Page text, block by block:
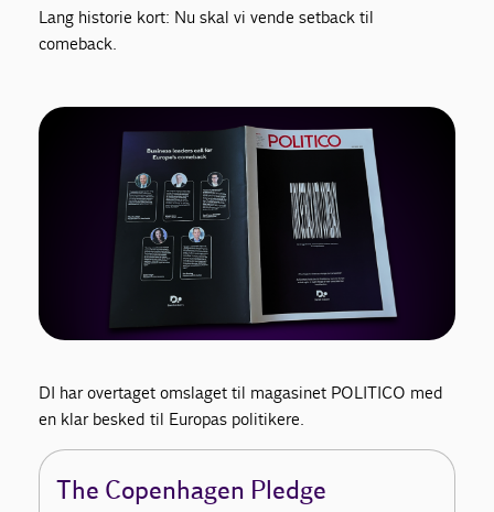
Lang historie kort: Nu skal vi vende setback til
comeback.
DI har overtaget omslaget til magasinet POLITICO med
en klar besked til Europas politikere.
The Copenhagen Pledge